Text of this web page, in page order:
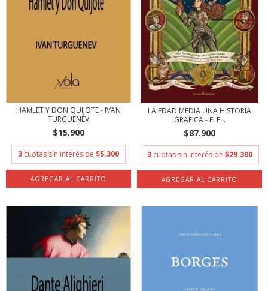
HAMLET Y DON QUIJOTE - IVAN
TURGUENEV
$15.900
3 cuotas sin interés de $5.300
LA EDAD MEDIA UNA HISTORIA
GRAFICA - ELE...
$87.900
3 cuotas sin interés de $29.300